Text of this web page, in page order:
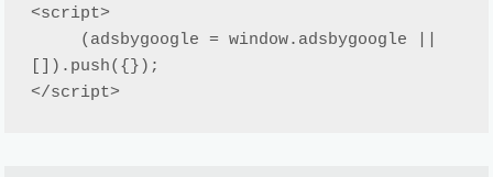
<script>
[]).push({});
</script>